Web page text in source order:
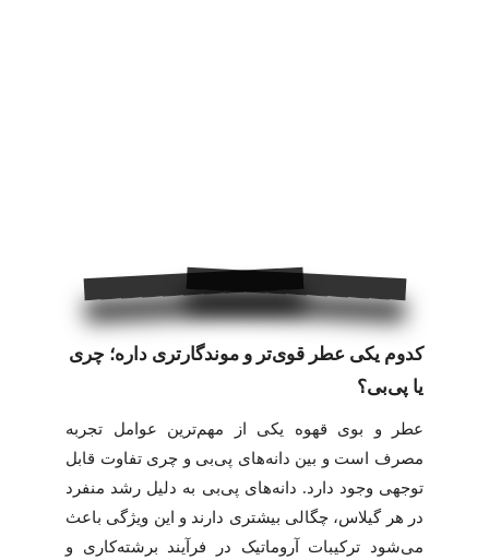
کدوم یکی عطر قوی‌تر و موندگارتری داره؛ چری
یا پی‌بی؟
عطر و بوی قهوه یکی از مهم‌ترین عوامل تجربه
مصرف است و بین دانه‌های پی‌بی و چری تفاوت قابل
توجهی وجود دارد. دانه‌های پی‌بی به دلیل رشد منفرد
در هر گیلاس، چگالی بیشتری دارند و این ویژگی باعث
می‌شود ترکیبات آروماتیک در فرآیند برشته‌کاری و